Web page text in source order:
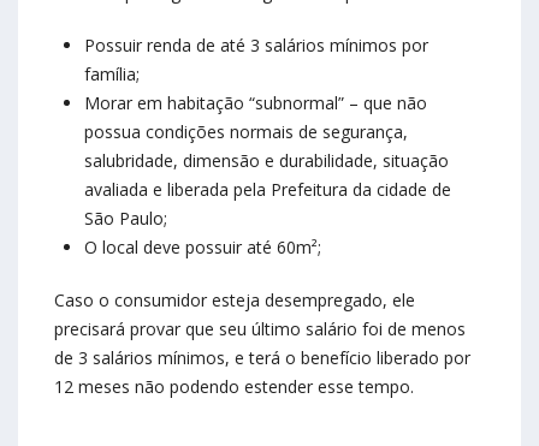
Possuir renda de até 3 salários mínimos por
família;
Morar em habitação “subnormal” – que não
possua condições normais de segurança,
salubridade, dimensão e durabilidade, situação
avaliada e liberada pela Prefeitura da cidade de
São Paulo;
O local deve possuir até 60m²;
Caso o consumidor esteja desempregado, ele
precisará provar que seu último salário foi de menos
de 3 salários mínimos, e terá o benefício liberado por
12 meses não podendo estender esse tempo.